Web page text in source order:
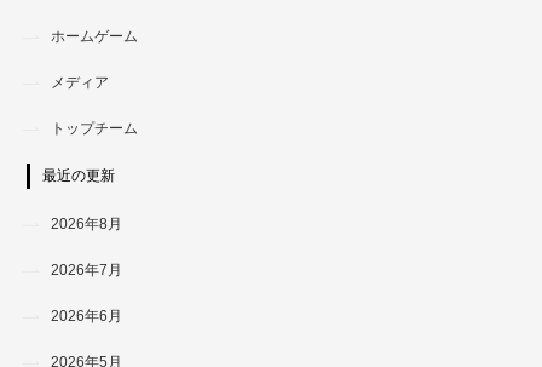
ホームゲーム
メディア
トップチーム
最近の更新
2026年8月
2026年7月
2026年6月
2026年5月